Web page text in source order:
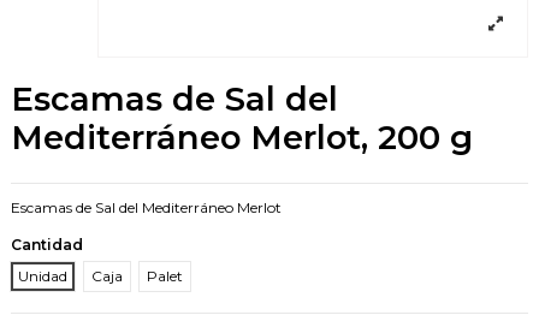
Escamas de Sal del
Mediterráneo Merlot, 200 g
Escamas de Sal del Mediterráneo Merlot
Cantidad
Unidad
Caja Palet